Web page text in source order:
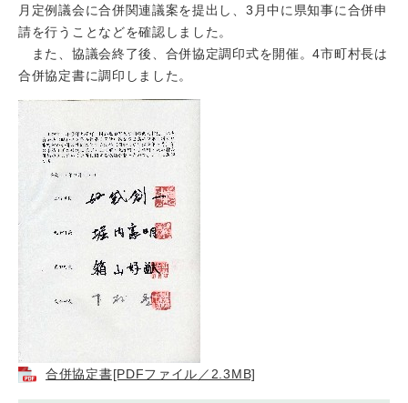
月定例議会に合併関連議案を提出し、3月中に県知事に合併申
請を行うことなどを確認しました。
また、協議会終了後、合併協定調印式を開催。4市町村長は
合併協定書に調印しました。
合併協定書[PDFファイル／2.3MB]